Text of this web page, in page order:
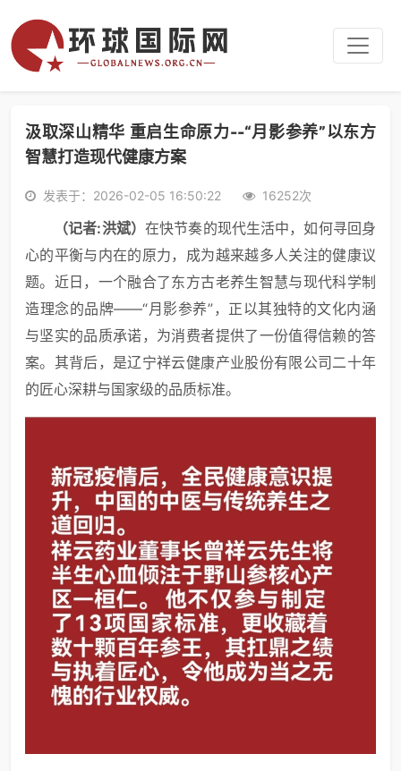
汲取深山精华 重启生命原力--“月影参养”以东方
智慧打造现代健康方案
发表于：2026-02-05 16:50:22 16252次
（记者:洪斌） 在快节奏的现代生活中，如何寻回身
心的平衡与内在的原力，成为越来越多人关注的健康议
题。近日，一个融合了东方古老养生智慧与现代科学制
造理念的品牌——“月影参养”，正以其独特的文化内涵
与坚实的品质承诺，为消费者提供了一份值得信赖的答
案。其背后，是辽宁祥云健康产业股份有限公司二十年
的匠心深耕与国家级的品质标准。